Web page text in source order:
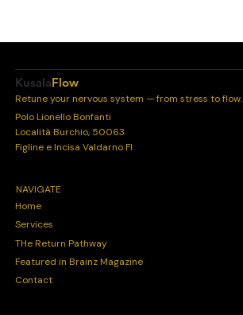
KusalaFlow
Retune your nervous system — from stress to flow.
Polo Lionello Bonfanti
Località Burchio, 50063
Figline e Incisa Valdarno FI
NAVIGATE
Home
Services
THe Return Pathway
Featured in Brainz Magazine
Contact